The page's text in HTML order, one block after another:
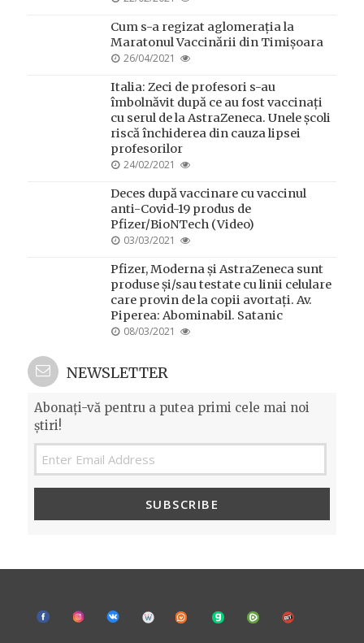
Cum s-a regizat aglomerația la
Maratonul Vaccinării din Timișoara
POSTED
26/04/2021
Italia: Zeci de profesori s-au
îmbolnăvit după ce au fost vaccinați
cu serul de la AstraZeneca. Unele școli
riscă închiderea din cauza lipsei
profesorilor
POSTED
24/02/2021
Deces după vaccinare cu vaccinul
anti-Covid-19 produs de
Pfizer/BioNTech (Video)
POSTED
03/03/2021
Pfizer, Moderna și AstraZeneca sunt
produse și/sau testate cu linii celulare
care provin de la copii avortați. Av.
Piperea: Abominabil. Satanic
POSTED
08/03/2021
NEWSLETTER
Abonați-vă pentru a putea primi cele mai noi
știri!
SUBSCRIBE